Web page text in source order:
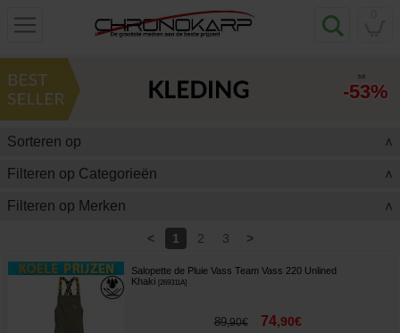
tot
-53%
Sorteren op >
Filteren op Categorieën >
Filteren op Merken >
< 1 2 3 >
Salopette de Pluie Vass Team Vass 220 Unlined
Khaki
269311A]
89,90€ 74,90€